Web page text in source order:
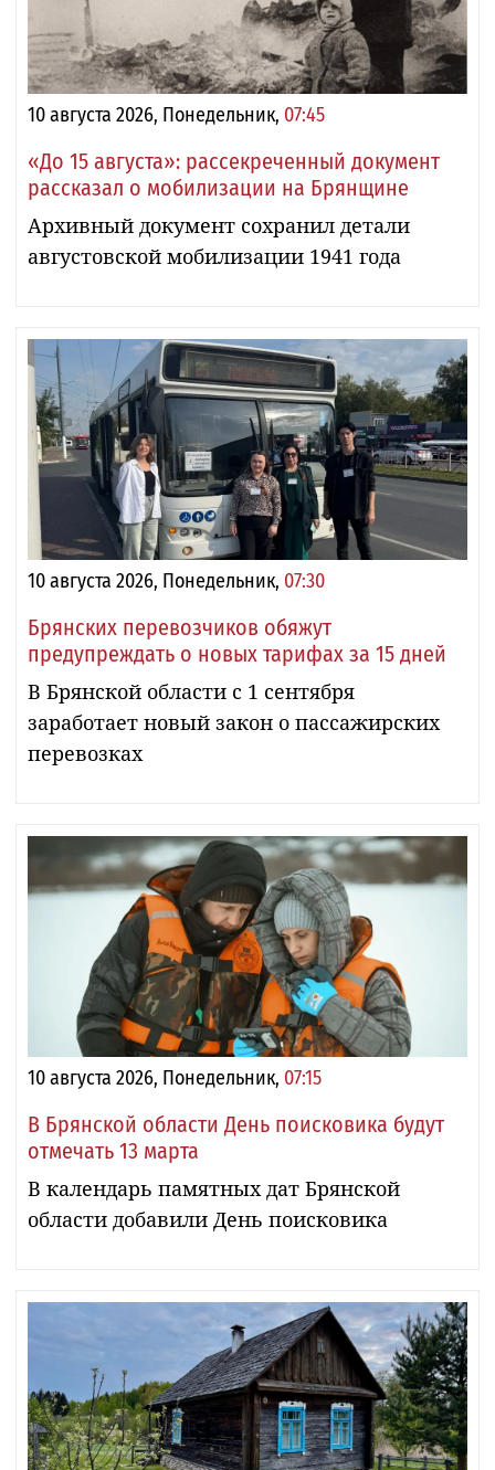
10 августа 2026, Понедельник, 07:45
«До 15 августа»: рассекреченный документ
рассказал о мобилизации на Брянщине
Архивный документ сохранил детали
августовской мобилизации 1941 года
10 августа 2026, Понедельник, 07:30
Брянских перевозчиков обяжут
предупреждать о новых тарифах за 15 дней
В Брянской области с 1 сентября
заработает новый закон о пассажирских
перевозках
10 августа 2026, Понедельник, 07:15
В Брянской области День поисковика будут
отмечать 13 марта
В календарь памятных дат Брянской
области добавили День поисковика